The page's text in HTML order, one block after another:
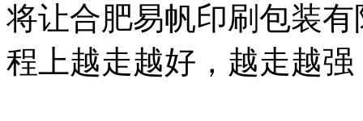
将让合肥易帆印刷包装
程上越走越好，越走越强